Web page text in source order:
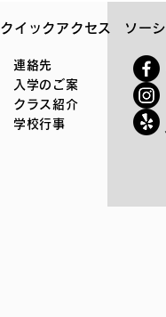
ソー
クイックアクセス
連絡先
入学のご案
クラス紹介
学校行事